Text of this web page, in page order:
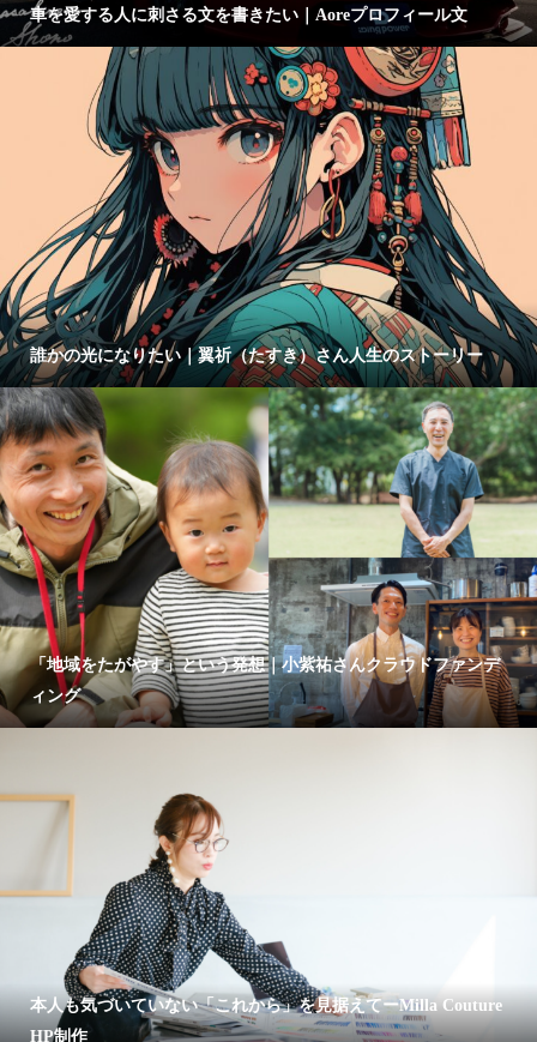
車を愛する人に刺さる文を書きたい｜Aoreプロフィール文
誰かの光になりたい｜翼祈（たすき）さん人生のストーリー
「地域をたがやす」という発想｜小紫祐さんクラウドファンデ
ィング
本人も気づいていない「これから」を見据えてーMilla Couture
HP制作